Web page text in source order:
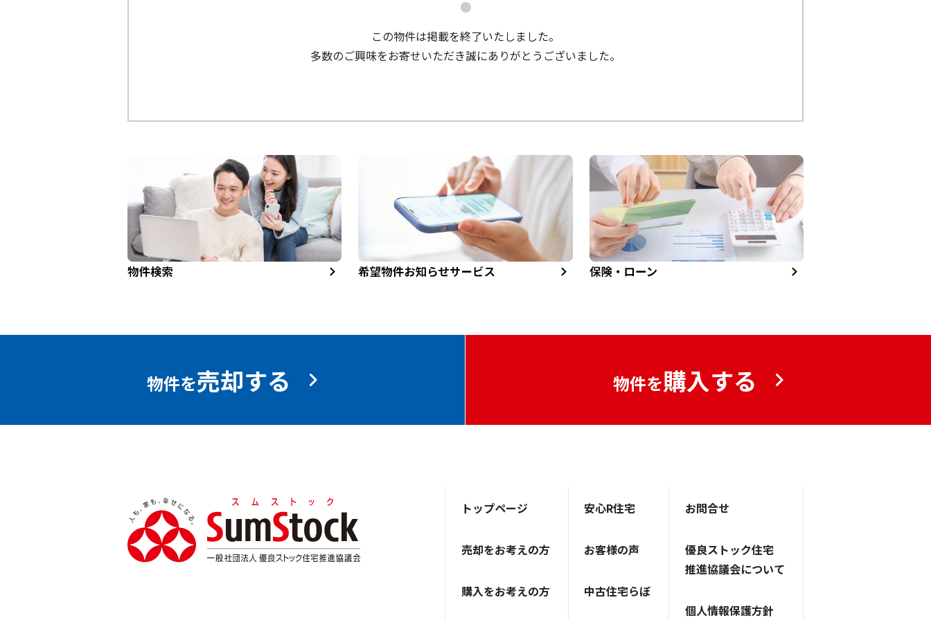
この物件は掲載を終了いたしました。
多数のご興味をお寄せいただき誠にありがとうございました。
物件を売却する 物件を購入する
トップページ
売却をお考えの方
購入をお考えの方
安心R住宅
お客様の声
中古住宅らぼ
お問合せ
優良ストック住宅
推進協議会について
個人情報保護方針